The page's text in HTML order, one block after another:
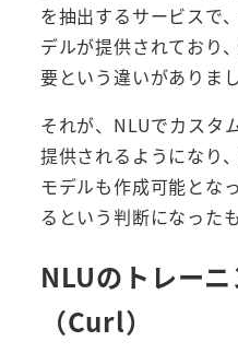
を抽出するサービスで
デルが提供されており
要という違いがありまし
それが、NLUでカスタ
提供されるようになり
モデルも作成可能とな
るという判断になった
NLUのトレー
（Curl）